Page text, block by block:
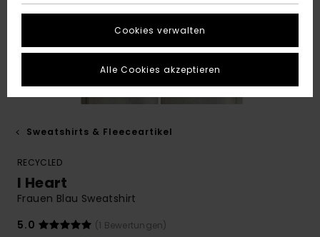
Sweatshirts & Fleeceartikel
RECYCLED
I Heart
Frauen Blau Sweatshirt
5.0
(1 Bewertungen)
Cookies verwalten
Alle Cookies akzeptieren